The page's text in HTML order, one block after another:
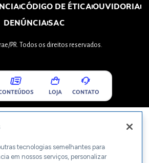
CÓDIGO DE ÉTICAOUVIDORIA
DENÚNCIASAC
PR. Todos os direitos reservados.
LOJA CONTATO
tecnologias semelhantes para
em nossos serviços, personalizar